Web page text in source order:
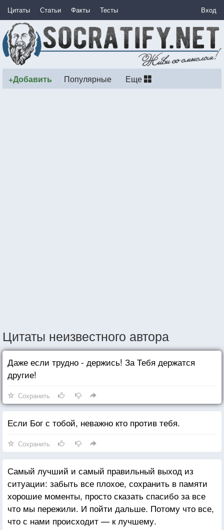
Цитаты Статьи Факты Тесты Вход
+Добавить Популярные Еще
Цитаты неизвестного автора
Даже если трудно - держись! За Тебя держатся
другие!
Сохранить
Если Бог с тобой, неважно кто против тебя.
Сохранить
Самый лучший и самый правильный выход из
ситуации: забыть все плохое, сохранить в памяти
хорошие моменты, просто сказать спасибо за все
что мы пережили. И пойти дальше. Потому что все,
что с нами происходит — к лучшему.